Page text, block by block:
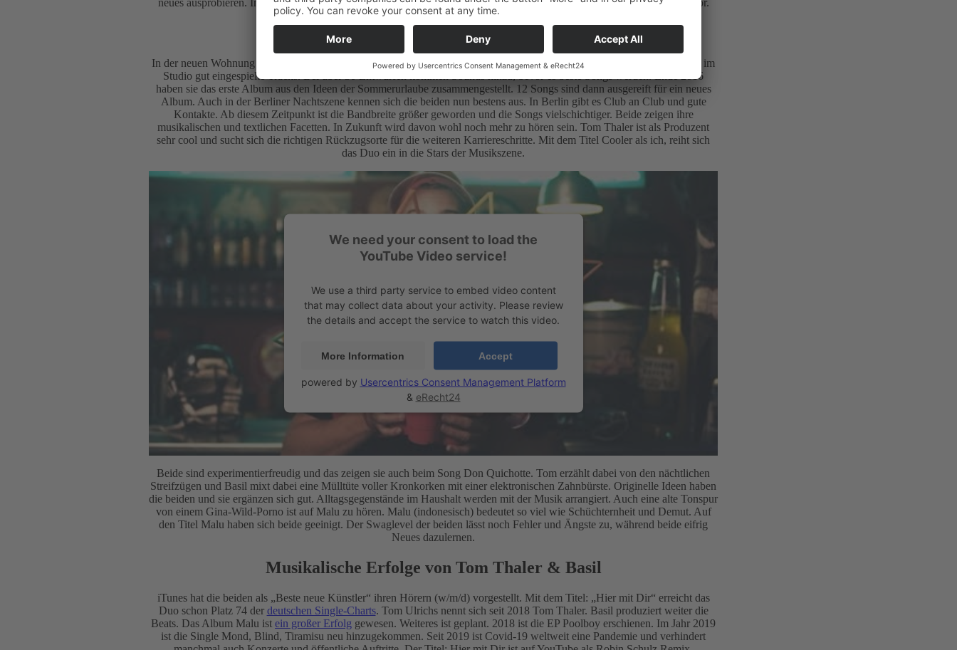
neues ausprobieren. Im Gegensatz zu anderen elektronischen Bands gibt bei Tom Thaler & Basil oft der Text den Beat vor.
Die WG in Berlin
In der neuen Wohnung in der WG in Berlin bereiten die beiden ihre neuen Ideen dann auf. Aus Ideen und Skizzen werden im
Studio gut eingespielte Tracks. Bei über 30 Entwürfen kommen Sounds hinzu, bevor es beste Songs werden. Ende 2016
haben sie das erste Album aus den Ideen der Sommerurlaube zusammengestellt. 12 Songs sind dann ausgereift für ein neues
Album. Auch in der Berliner Nachtszene kennen sich die beiden nun bestens aus. In Berlin gibt es Club an Club und gute
Kontakte. Ab diesem Zeitpunkt ist die Bandbreite größer geworden und die Songs vielschichtiger. Beide zeigen ihre
musikalischen und textlichen Facetten. In Zukunft wird davon wohl noch mehr zu hören sein. Tom Thaler ist als Produzent
sehr cool und sucht sich die richtigen Rückzugsorte für die weiteren Karriereschritte. Mit dem Titel Cooler als ich, reiht sich
das Duo ein in die Stars der Musikszene.
We need your consent to load the
YouTube Video service!
We use a third party service to embed video content
that may collect data about your activity. Please review
the details and accept the service to watch this video.
More Information Accept
powered by Usercentrics Consent Management Platform
& eRecht24
Beide sind experimentierfreudig und das zeigen sie auch beim Song Don Quichotte. Tom erzählt dabei von den nächtlichen
Streifzügen und Basil mixt dabei eine Mülltüte voller Kronkorken mit einer elektronischen Zahnbürste. Originelle Ideen haben
die beiden und sie ergänzen sich gut. Alltagsgegenstände im Haushalt werden mit der Musik arrangiert. Auch eine alte Tonspur
von einem Gina-Wild-Porno ist auf Malu zu hören. Malu (indonesisch) bedeutet so viel wie Schüchternheit und Demut. Auf
den Titel Malu haben sich beide geeinigt. Der Swaglevel der beiden lässt noch Fehler und Ängste zu, während beide eifrig
Neues dazulernen.
Musikalische Erfolge von Tom Thaler & Basil
iTunes hat die beiden als „Beste neue Künstler“ ihren Hörern (w/m/d) vorgestellt. Mit dem Titel: „Hier mit Dir“ erreicht das
Duo schon Platz 74 der deutschen Single-Charts. Tom Ulrichs nennt sich seit 2018 Tom Thaler. Basil produziert weiter die
Beats. Das Album Malu ist ein großer Erfolg gewesen. Weiteres ist geplant. 2018 ist die EP Poolboy erschienen. Im Jahr 2019
ist die Single Mond, Blind, Tiramisu neu hinzugekommen. Seit 2019 ist Covid-19 weltweit eine Pandemie und verhindert